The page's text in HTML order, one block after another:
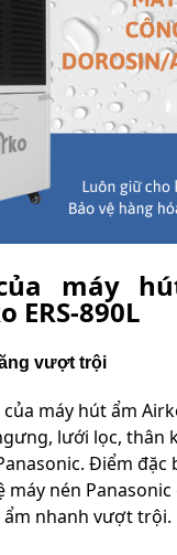
máy
ERS-890L
vượt trội
máy hút ẩm
lưới lọc, thân
Điểm đặc
máy nén
ẩm nhanh vượt trội.